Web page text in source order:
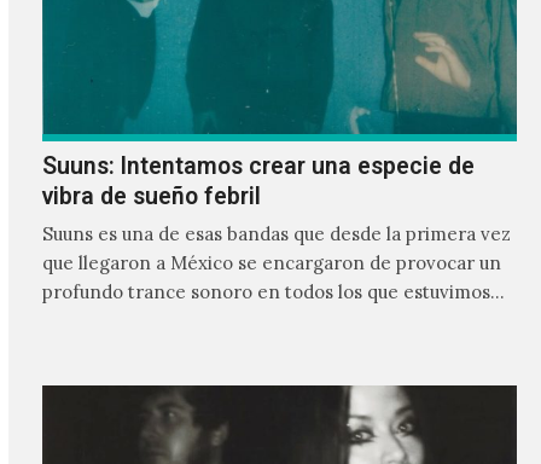
Suuns: Intentamos crear una especie de
vibra de sueño febril
Suuns es una de esas bandas que desde la primera vez
que llegaron a México se encargaron de provocar un
profundo trance sonoro en todos los que estuvimos